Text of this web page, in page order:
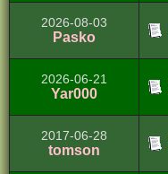
2026-08-03
Pasko
2026-06-21
Yar000
2017-06-28
tomson